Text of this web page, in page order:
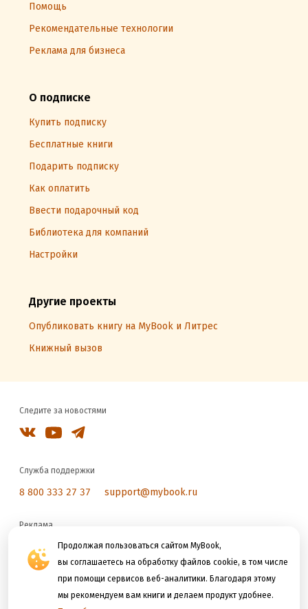
Продолжая пользоваться сайтом MyBook,
вы соглашаетесь на обработку файлов cookie, в том числе
при помощи сервисов веб-аналитики. Благодаря этому
мы рекомендуем вам книги и делаем продукт удобнее.
Помощь
Рекомендательные технологии
Реклама для бизнеса
О подписке
Купить подписку
Бесплатные книги
Подарить подписку
Как оплатить
Ввести подарочный код
Библиотека для компаний
Настройки
Другие проекты
Опубликовать книгу на MyBook и Литрес
Книжный вызов
Следите за новостями
Служба поддержки
8 800 333 27 37 support@mybook.ru
Реклама
reklama@litres.ru
Мы принимаем к оплате